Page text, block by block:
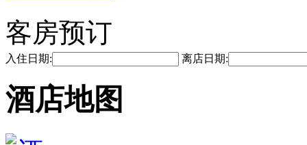
客房预订
入住日期: 离店日期:
酒店地图